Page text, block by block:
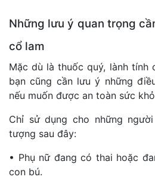
Những lưu ý quan trọng
cổ lam
Mặc dù là thuốc quý, lành tính
bạn cũng cần lưu ý những
nếu muốn được an toàn sức
Chỉ sử dụng cho những
tượng sau đây:
• Phụ nữ đang có thai hoặc
con bú.